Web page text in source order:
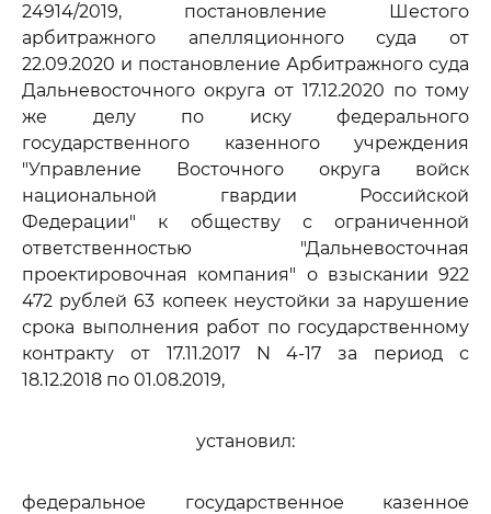
24914/2019, постановление Шестого
арбитражного апелляционного суда от
22.09.2020 и постановление Арбитражного суда
Дальневосточного округа от 17.12.2020 по тому
же делу по иску федерального
государственного казенного учреждения
"Управление Восточного округа войск
национальной гвардии Российской
Федерации" к обществу с ограниченной
ответственностью "Дальневосточная
проектировочная компания" о взыскании 922
472 рублей 63 копеек неустойки за нарушение
срока выполнения работ по государственному
контракту от 17.11.2017 N 4-17 за период с
18.12.2018 по 01.08.2019,
установил:
федеральное государственное казенное